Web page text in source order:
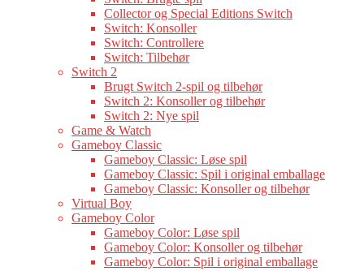
Collector og Special Editions Switch
Switch: Konsoller
Switch: Controllere
Switch: Tilbehør
Switch 2
Brugt Switch 2-spil og tilbehør
Switch 2: Konsoller og tilbehør
Switch 2: Nye spil
Game & Watch
Gameboy Classic
Gameboy Classic: Løse spil
Gameboy Classic: Spil i original emballage
Gameboy Classic: Konsoller og tilbehør
Virtual Boy
Gameboy Color
Gameboy Color: Løse spil
Gameboy Color: Konsoller og tilbehør
Gameboy Color: Spil i original emballage